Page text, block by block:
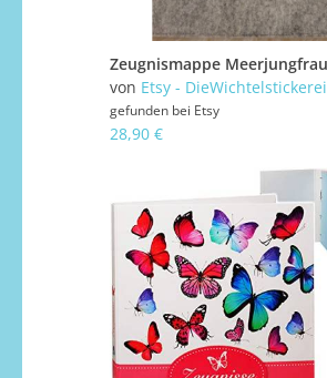
von Etsy - DieWichtelstickerei
gefunden bei Etsy
28,90 €